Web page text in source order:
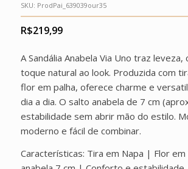
SKU: ProdPai_639039our35
R$219,99
A Sandália Anabela Via Uno traz
toque natural ao look. Produzida com
flor em palha, oferece charme e
dia a dia. O salto anabela de 7 cm
estabilidade sem abrir mão do estilo.
moderno e fácil de combinar.
Características: Tira em Napa | Flor